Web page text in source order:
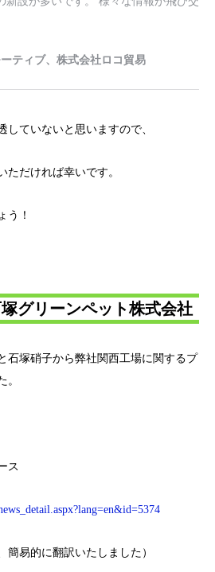
していないと思いますので、
ただければ幸いです。
う！
グリーンペット株式会社
石塚硝子から弊社関西工場に関するプ
。
ス
簡易的に翻訳いたしました）